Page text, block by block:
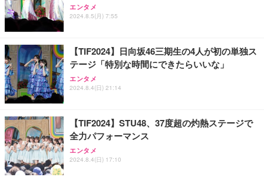
エンタメ
2024.8.5(月) 7:55
【TIF2024】日向坂46三期生の4人が初の単独ス
テージ「特別な時間にできたらいいな」
エンタメ
2024.8.4(日) 21:14
【TIF2024】STU48、37度超の灼熱ステージで
全力パフォーマンス
エンタメ
2024.8.4(日) 17:10